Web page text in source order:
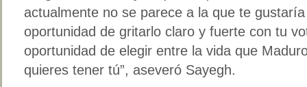
actualmente no se parece a la que te
oportunidad de gritarlo claro y fuerte con tu
oportunidad de elegir entre la vida que
quieres tener tú”, aseveró Sayegh.